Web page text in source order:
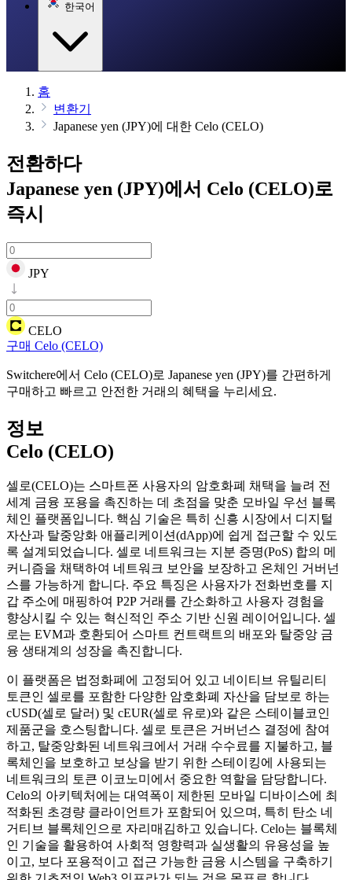
한국어
홈
변환기
Japanese yen (JPY)에 대한 Celo (CELO)
전환하다
Japanese yen (JPY)에서 Celo (CELO)로
즉시
JPY
CELO
구매 Celo (CELO)
Switchere에서 Celo (CELO)로 Japanese yen (JPY)를 간편하게
구매하고 빠르고 안전한 거래의 혜택을 누리세요.
정보
Celo (CELO)
셀로(CELO)는 스마트폰 사용자의 암호화폐 채택을 늘려 전
세계 금융 포용을 촉진하는 데 초점을 맞춘 모바일 우선 블록
체인 플랫폼입니다. 핵심 기술은 특히 신흥 시장에서 디지털
자산과 탈중앙화 애플리케이션(dApp)에 쉽게 접근할 수 있도
록 설계되었습니다. 셀로 네트워크는 지분 증명(PoS) 합의 메
커니즘을 채택하여 네트워크 보안을 보장하고 온체인 거버넌
스를 가능하게 합니다. 주요 특징은 사용자가 전화번호를 지
갑 주소에 매핑하여 P2P 거래를 간소화하고 사용자 경험을
향상시킬 수 있는 혁신적인 주소 기반 신원 레이어입니다. 셀
로는 EVM과 호환되어 스마트 컨트랙트의 배포와 탈중앙 금
융 생태계의 성장을 촉진합니다.
이 플랫폼은 법정화폐에 고정되어 있고 네이티브 유틸리티
토큰인 셀로를 포함한 다양한 암호화폐 자산을 담보로 하는
cUSD(셀로 달러) 및 cEUR(셀로 유로)와 같은 스테이블코인
제품군을 호스팅합니다. 셀로 토큰은 거버넌스 결정에 참여
하고, 탈중앙화된 네트워크에서 거래 수수료를 지불하고, 블
록체인을 보호하고 보상을 받기 위한 스테이킹에 사용되는
네트워크의 토큰 이코노미에서 중요한 역할을 담당합니다.
Celo의 아키텍처에는 대역폭이 제한된 모바일 디바이스에 최
적화된 초경량 클라이언트가 포함되어 있으며, 특히 탄소 네
거티브 블록체인으로 자리매김하고 있습니다. Celo는 블록체
인 기술을 활용하여 사회적 영향력과 실생활의 유용성을 높
이고, 보다 포용적이고 접근 가능한 금융 시스템을 구축하기